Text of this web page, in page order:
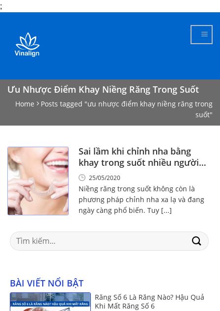
;
content
Ưu Nhược Điểm Khay Niềng Răng Trong Suốt
Home Posts tagged "ưu nhược điểm khay niềng răng trong
suốt"
Sai lầm khi chỉnh nha bằng
khay trong suốt nhiều người
gặp phải
25/05/2020
Niềng răng trong suốt không còn là
phương pháp chỉnh nha xa lạ và đang
ngày càng phổ biến. Tuy [...]
Search
for:
BÀI VIẾT NỔI BẬT
Răng Số 6 Là Răng Nào? Hậu Quả
Khi Mất Răng Số 6